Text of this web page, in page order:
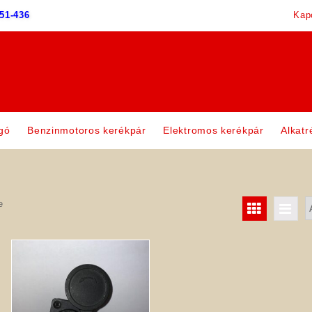
436
Benzinmotoros kerékpár Elektromos kerékpár